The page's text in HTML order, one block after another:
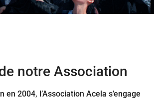
notre Association
en 2004, l’Association Acela s’engage